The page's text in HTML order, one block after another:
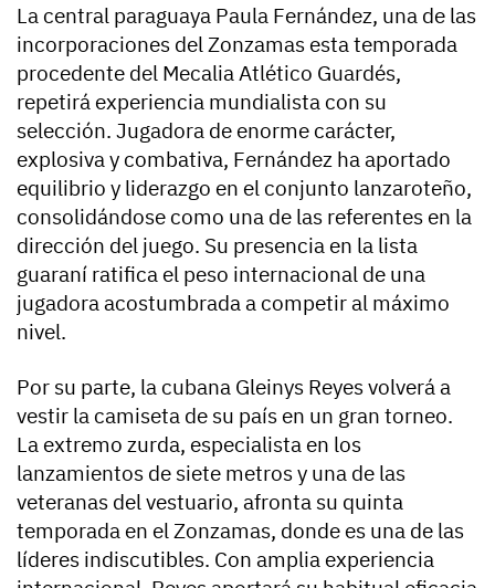
La central paraguaya Paula Fernández, una de las
incorporaciones del Zonzamas esta temporada
procedente del Mecalia Atlético Guardés,
repetirá experiencia mundialista con su
selección. Jugadora de enorme carácter,
explosiva y combativa, Fernández ha aportado
equilibrio y liderazgo en el conjunto lanzaroteño,
consolidándose como una de las referentes en la
dirección del juego. Su presencia en la lista
guaraní ratifica el peso internacional de una
jugadora acostumbrada a competir al máximo
nivel.
Por su parte, la cubana Gleinys Reyes volverá a
vestir la camiseta de su país en un gran torneo.
La extremo zurda, especialista en los
lanzamientos de siete metros y una de las
veteranas del vestuario, afronta su quinta
temporada en el Zonzamas, donde es una de las
líderes indiscutibles. Con amplia experiencia